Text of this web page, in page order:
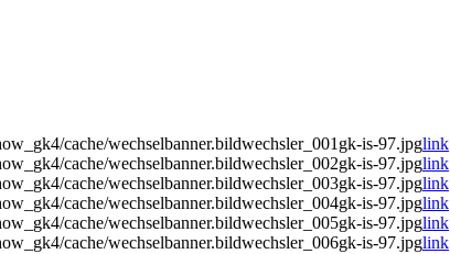
cache/wechselbanner.bildwechsler_001gk-is-97.jpglink
cache/wechselbanner.bildwechsler_002gk-is-97.jpglink
cache/wechselbanner.bildwechsler_003gk-is-97.jpglink
cache/wechselbanner.bildwechsler_004gk-is-97.jpglink
cache/wechselbanner.bildwechsler_005gk-is-97.jpglink
cache/wechselbanner.bildwechsler_006gk-is-97.jpglink